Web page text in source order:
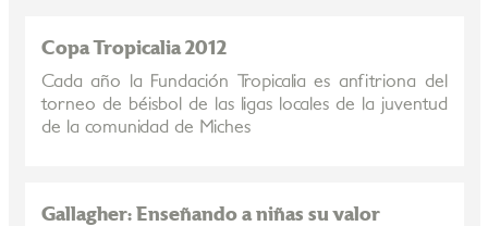
Copa Tropicalia 2012
Cada año la Fundación Tropicalia es anfitriona del
torneo de béisbol de las ligas locales de la juventud
de la comunidad de Miches
Gallagher: Enseñando a niñas su valor